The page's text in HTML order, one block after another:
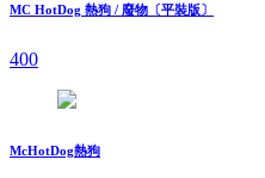
MC HotDog 熱狗 / 廢物〔平裝版〕
400
McHotDog熱狗